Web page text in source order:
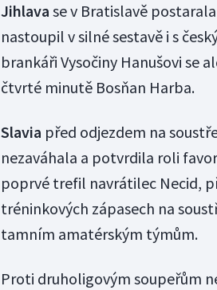
Jihlava se v Bratislavě
nastoupil v silné sestavě i s
brankáři Vysočiny Hanušovi se
čtvrté minutě Bosňan Harba.
Slavia před odjezdem na
nezaváhala a potvrdila roli
poprvé trefil navrátilec Necid,
tréninkových zápasech na
tamním amatérským týmům.
Proti druholigovým soupeřům